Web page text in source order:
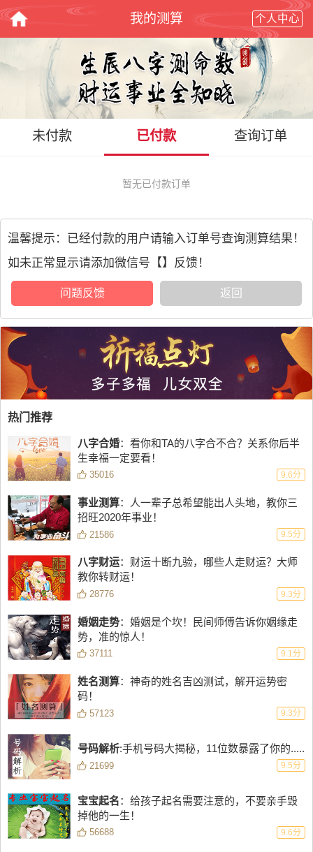
我的测算 个人中心
未付款 已付款 查询订单
暂无已付款订单
温馨提示：已经付款的用户请输入订单号查询测算结果！
如未正常显示请添加微信号【】反馈！
问题反馈 返回
热门推荐
八字合婚：看你和TA的八字合不合？关系你后半
生幸福一定要看！
35016 9.6分
事业测算：人一辈子总希望能出人头地，教你三
招旺2020年事业！
21586 9.5分
八字财运：财运十断九验，哪些人走财运？大师
教你转财运！
28776 9.3分
婚姻走势：婚姻是个坎！民间师傅告诉你姻缘走
势，准的惊人！
37111 9.1分
姓名测算：神奇的姓名吉凶测试，解开运势密
码！
57123 9.3分
号码解析:手机号码大揭秘，11位数暴露了你的.....
21699 9.5分
宝宝起名：给孩子起名需要注意的，不要亲手毁
掉他的一生！
56688 9.6分